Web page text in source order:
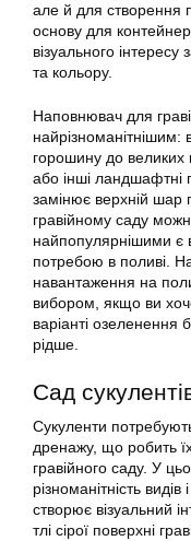
але й для створення
основу для
візуального
та кольору.
Наповнювач для
найрізноманітнішим:
горошину до великих
або інші ландшафтні
замінює верхній шар
гравійному саду
найпопулярнішими є
потребою в поливі.
навантаження на
вибором, якщо ви
варіанті озеленення
рідше.
Сад
Сукуленти
дренажу, що робить
гравійного саду. У
різноманітність
створює візуальний
тлі сірої поверхні